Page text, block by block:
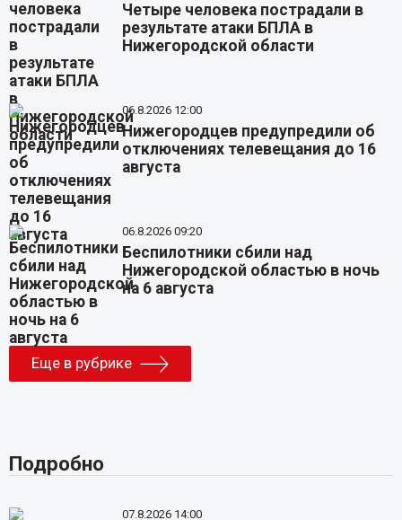
Четыре человека пострадали в
результате атаки БПЛА в
Нижегородской области
06.8.2026 12:00
Нижегородцев предупредили об
отключениях телевещания до 16
августа
06.8.2026 09:20
Беспилотники сбили над
Нижегородской областью в ночь
на 6 августа
Еще в рубрике
Подробно
07.8.2026 14:00